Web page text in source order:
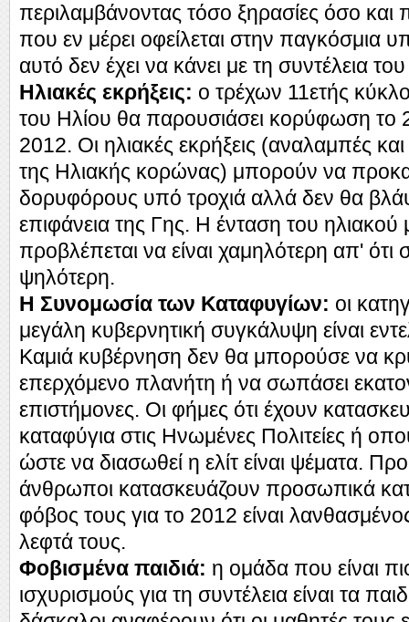
περιλαμβάνοντας τόσο ξηρασίες όσο και
που εν μέρει οφείλεται στην παγκόσμια
αυτό δεν έχει να κάνει με τη συντέλεια
Ηλιακές εκρήξεις: ο τρέχων 11ετής
του Ηλίου θα παρουσιάσει κορύφωση το
2012. Οι ηλιακές εκρήξεις (αναλαμπές και
της Ηλιακής κορώνας) μπορούν να
δορυφόρους υπό τροχιά αλλά δεν θα
επιφάνεια της Γης. Η ένταση του ηλιακού
προβλέπεται να είναι χαμηλότερη απ' ότι
ψηλότερη.
Η Συνομωσία των Καταφυγίων: οι
μεγάλη κυβερνητική συγκάλυψη είναι
Καμιά κυβέρνηση δεν θα μπορούσε να
επερχόμενο πλανήτη ή να σωπάσει
επιστήμονες. Οι φήμες ότι έχουν
καταφύγια στις Ηνωμένες Πολιτείες ή
ώστε να διασωθεί η ελίτ είναι ψέματα.
άνθρωποι κατασκευάζουν προσωπικά
φόβος τους για το 2012 είναι
λεφτά τους.
Φοβισμένα παιδιά: η ομάδα που είναι
ισχυρισμούς για τη συντέλεια είναι τα